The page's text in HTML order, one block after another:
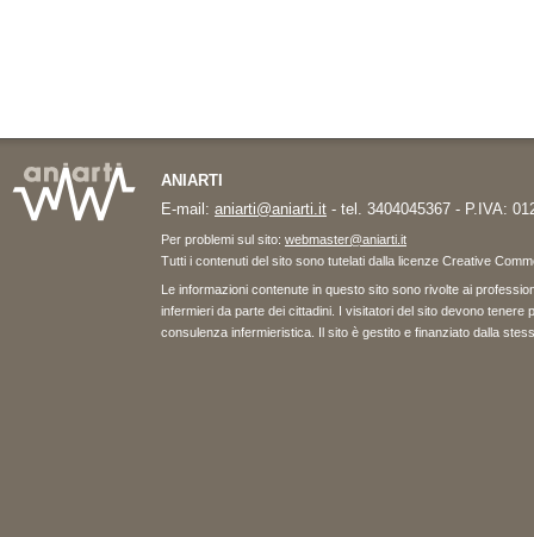
ANIARTI
E-mail: aniarti@aniarti.it - tel. 3404045367 - P.IVA:
Per problemi sul sito: webmaster@aniarti.it
Tutti i contenuti del sito sono tutelati dalla licenze Creative
Le informazioni contenute in questo sito sono rivolte ai
infermieri da parte dei cittadini. I visitatori del sito devono
consulenza infermieristica. Il sito è gestito e finanziato dalla